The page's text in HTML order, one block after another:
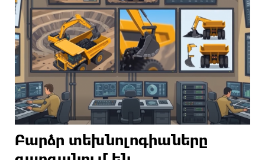
Բարձր տեխնոլոգիաները